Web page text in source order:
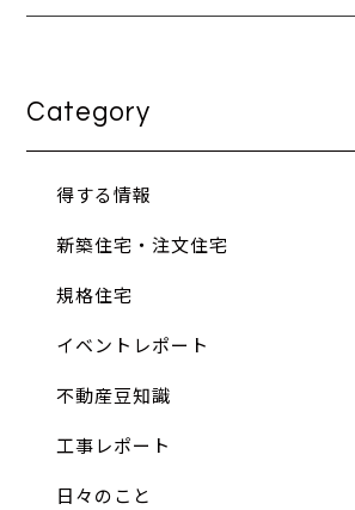
Category
得する情報
新築住宅・注文住宅
規格住宅
イベントレポート
不動産豆知識
工事レポート
日々のこと